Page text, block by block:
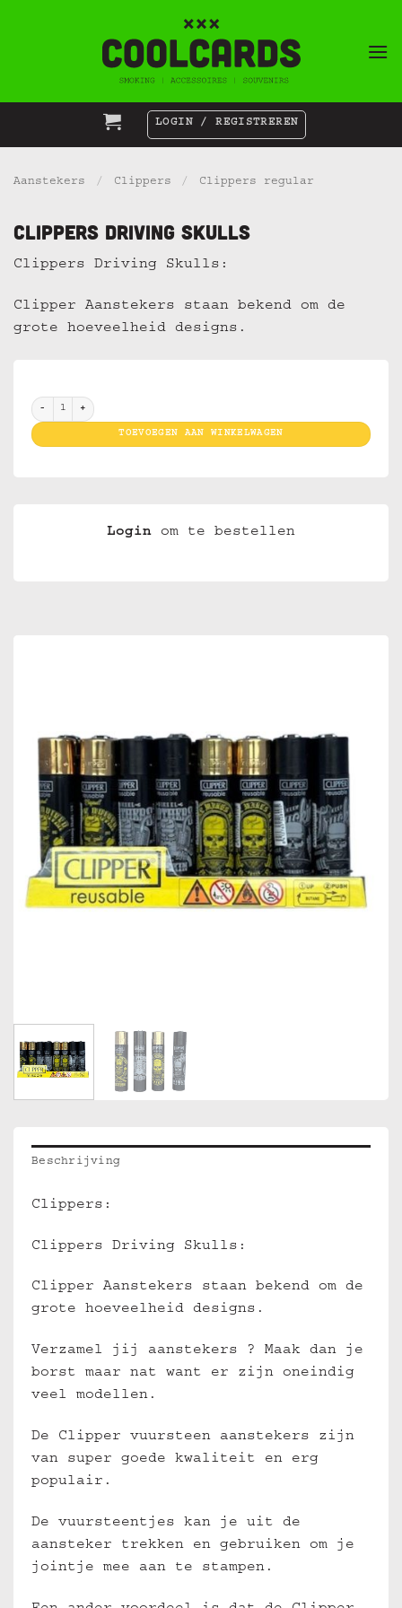
LOGIN / REGISTREREN
Aanstekers / Clippers / Clippers regular
Clippers Driving Skulls
Clippers Driving Skulls:
Clipper Aanstekers staan bekend om de
grote hoeveelheid designs.
Clippers Driving Skulls aantal
TOEVOEGEN AAN WINKELWAGEN
Login om te bestellen
Beschrijving
Clippers:
Clippers Driving Skulls:
Clipper Aanstekers staan bekend om de
grote hoeveelheid designs.
Verzamel jij aanstekers ? Maak dan je
borst maar nat want er zijn oneindig
veel modellen.
De Clipper vuursteen aanstekers zijn
van super goede kwaliteit en erg
populair.
De vuursteentjes kan je uit de
aansteker trekken en gebruiken om je
jointje mee aan te stampen.